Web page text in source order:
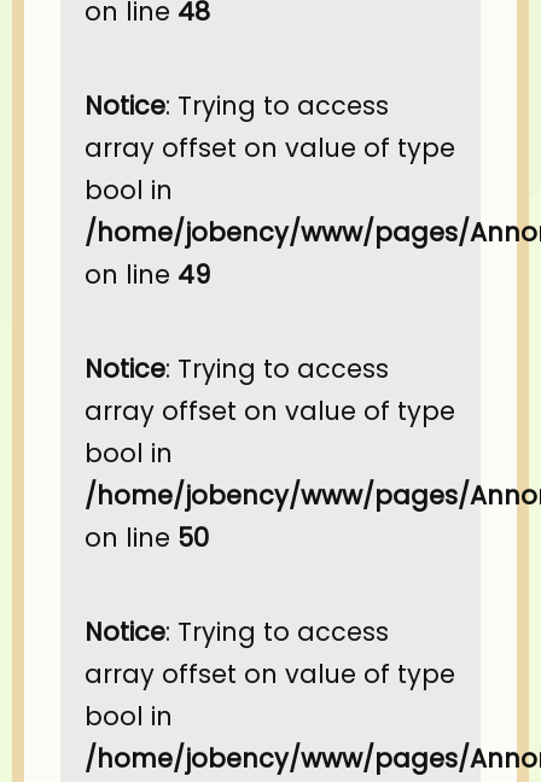
on line 48
Notice: Trying to access
array offset on value of type
bool in
/home/jobency/www/pages/
on line 49
Notice: Trying to access
array offset on value of type
bool in
/home/jobency/www/pages/
on line 50
Notice: Trying to access
array offset on value of type
bool in
/home/jobency/www/pages/